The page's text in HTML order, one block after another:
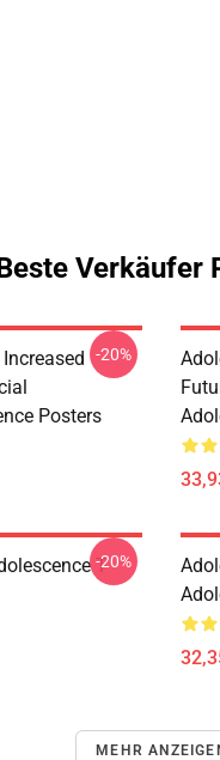
Verkäufer
Posters
-20%
T-
-20%
MEHR